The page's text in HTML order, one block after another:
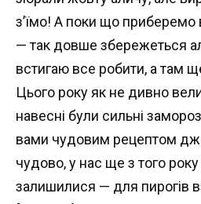
з’їмо! А поки що приберемо
— так довше збережеться
встигаю все робити, а там
Цього року як не дивно
навесні були сильні
вами чудовим рецептом
чудово, у нас ще з того
залишилися — для пирогів